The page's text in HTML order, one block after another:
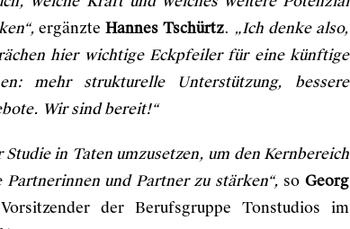
ergänzteHannes Tschürtz. „Ich denke also,
hier wichtige Eckpfeiler für eine künftige
mehr strukturelle Unterstützung, bessere
Wir sind bereit!“
in Taten umzusetzen, um den Kernbereich
und Partner zu stärken“, so Georg
der Berufsgruppe Tonstudios im